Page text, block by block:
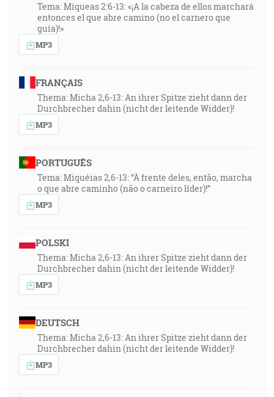
Tema: Miqueas 2:6-13: «¡A la cabeza de ellos marchará
entonces el que abre camino (no el carnero que
guía)!»
MP3
FRANÇAIS
Thema: Micha 2,6-13: An ihrer Spitze zieht dann der
Durchbrecher dahin (nicht der leitende Widder)!
MP3
PORTUGUÊS
Tema: Miquéias 2,6-13: “À frente deles, então, marcha
o que abre caminho (não o carneiro líder)!”
MP3
POLSKI
Thema: Micha 2,6-13: An ihrer Spitze zieht dann der
Durchbrecher dahin (nicht der leitende Widder)!
MP3
DEUTSCH
Thema: Micha 2,6-13: An ihrer Spitze zieht dann der
Durchbrecher dahin (nicht der leitende Widder)!
MP3